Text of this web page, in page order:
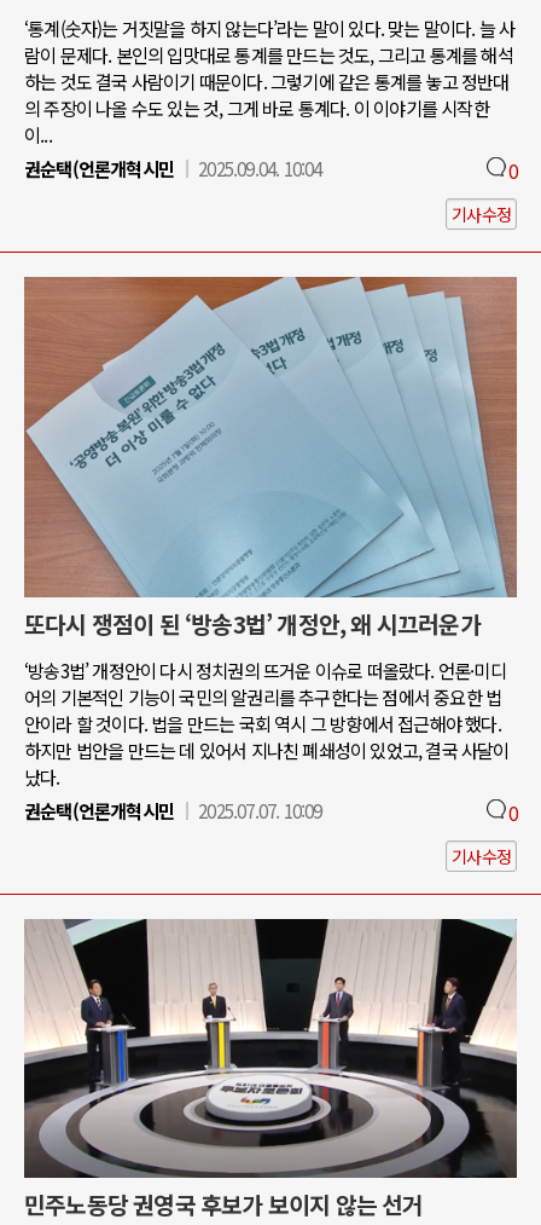
‘통계(숫자)는 거짓말을 하지 않는다’라는 말이 있다. 맞는 말이다. 늘 사
람이 문제다. 본인의 입맛대로 통계를 만드는 것도, 그리고 통계를 해석
하는 것도 결국 사람이기 때문이다. 그렇기에 같은 통계를 놓고 정반대
의 주장이 나올 수도 있는 것, 그게 바로 통계다. 이 이야기를 시작한
이...
권순택(언론개혁시민
2025.09.04. 10:04 0
기사수정
또다시 쟁점이 된 ‘방송3법’ 개정안, 왜 시끄러운가
‘방송3법’ 개정안이 다시 정치권의 뜨거운 이슈로 떠올랐다. 언론·미디
어의 기본적인 기능이 국민의 알권리를 추구한다는 점에서 중요한 법
안이라 할 것이다. 법을 만드는 국회 역시 그 방향에서 접근해야 했다.
하지만 법안을 만드는 데 있어서 지나친 폐쇄성이 있었고, 결국 사달이
났다.
권순택(언론개혁시민
2025.07.07. 10:09 0
기사수정
민주노동당 권영국 후보가 보이지 않는 선거